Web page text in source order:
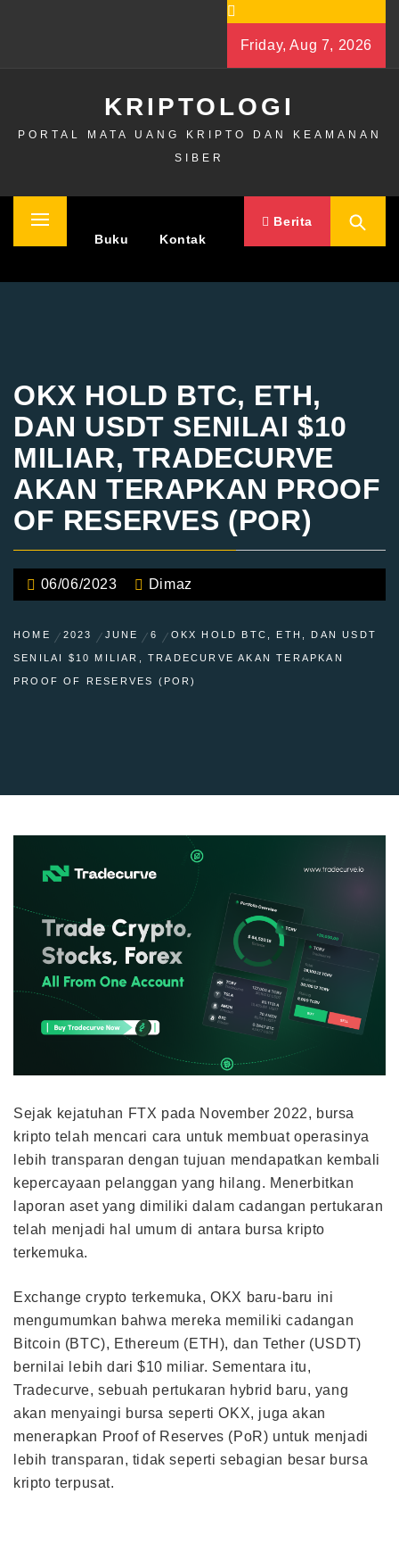
Friday, Aug 7, 2026
KRIPTOLOGI
PORTAL MATA UANG KRIPTO DAN KEAMANAN
SIBER
Primary
Buku Kontak
Berita
OKX HOLD BTC, ETH,
DAN USDT SENILAI $10
MILIAR, TRADECURVE
AKAN TERAPKAN PROOF
OF RESERVES (POR)
06/06/2023 Dimaz
HOME 2023 JUNE 6 OKX HOLD BTC, ETH, DAN USDT
SENILAI $10 MILIAR, TRADECURVE AKAN TERAPKAN
PROOF OF RESERVES (POR)
Sejak kejatuhan FTX pada November 2022, bursa
kripto telah mencari cara untuk membuat operasinya
lebih transparan dengan tujuan mendapatkan kembali
kepercayaan pelanggan yang hilang. Menerbitkan
laporan aset yang dimiliki dalam cadangan pertukaran
telah menjadi hal umum di antara bursa kripto
terkemuka.
Exchange crypto terkemuka, OKX baru-baru ini
mengumumkan bahwa mereka memiliki cadangan
Bitcoin (BTC), Ethereum (ETH), dan Tether (USDT)
bernilai lebih dari $10 miliar. Sementara itu,
Tradecurve, sebuah pertukaran hybrid baru, yang
akan menyaingi bursa seperti OKX, juga akan
menerapkan Proof of Reserves (PoR) untuk menjadi
lebih transparan, tidak seperti sebagian besar bursa
kripto terpusat.